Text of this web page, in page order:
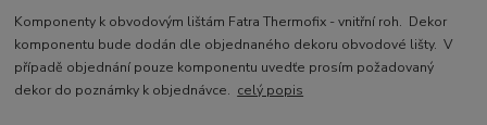
Komponenty k obvodovým lištám Fatra Thermofix - vnitřní roh. Dekor
komponentu bude dodán dle objednaného dekoru obvodové lišty. V
případě objednání pouze komponentu uvedťe prosím požadovaný
dekor do poznámky k objednávce. celý popis